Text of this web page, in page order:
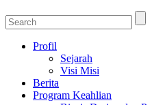
Profil
Sejarah
Visi Misi
Berita
Program Keahlian